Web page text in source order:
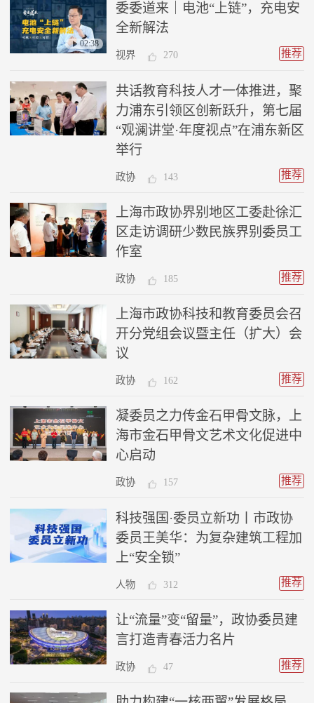
02:38
委委道来｜电池“上链”，充电安
全新解法
视界 270 推荐
共话教育科技人才一体推进，聚
力浦东引领区创新跃升，第七届
“观澜讲堂·年度视点”在浦东新区
举行
政协 143 推荐
上海市政协界别地区工委赴徐汇
区走访调研少数民族界别委员工
作室
政协 185 推荐
上海市政协科技和教育委员会召
开分党组会议暨主任（扩大）会
议
政协 162 推荐
凝委员之力传金石甲骨文脉，上
海市金石甲骨文艺术文化促进中
心启动
政协 157 推荐
科技强国·委员立新功丨市政协
委员王美华：为复杂建筑工程加
上“安全锁”
人物 312 推荐
让“流量”变“留量”，政协委员建
言打造青春活力名片
政协 47 推荐